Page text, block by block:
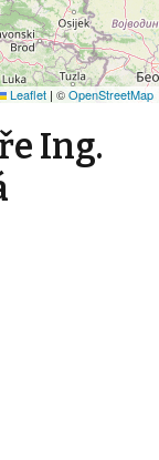
Leaflet | ©OpenStreetMap
Ing.